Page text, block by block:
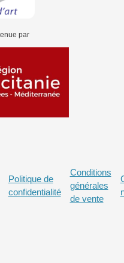
par
Politique de
confidentialité
Conditions
générales
de vente